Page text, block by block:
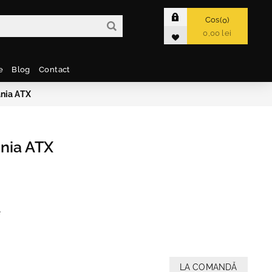
Cos 0
0,00 lei
Blog Contact
ATX
ATX
LA COMANDĂ